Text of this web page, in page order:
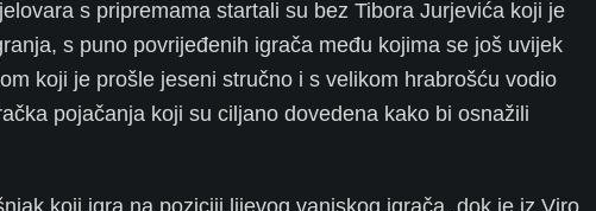
s pripremama startali su bez Tibora Jurjevića koji je
s puno povrijeđenih igrača među kojima se još uvijek
koji je prošle jeseni stručno i s velikom hrabrošću vodio
pojačanja koji su ciljano dovedena kako bi osnažili
koji igra na poziciji lijevog vanjskog igrača, dok je iz Viro